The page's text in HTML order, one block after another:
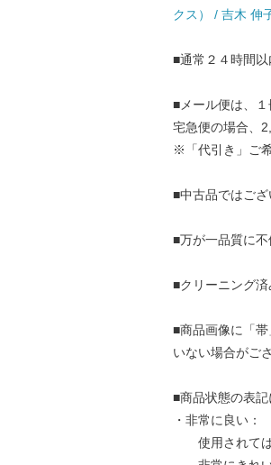
クス） / 吉木 伸
■通常２４時間以
■メール便は、１
宅急便の場合、
※「代引き」ご
■中古品ではござ
■万が一品質に不
■クリーニング済
■商品画像に「
いない場合がご
■商品状態の表
・非常に良い：
使用されては